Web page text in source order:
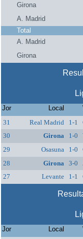
Girona
A. Madrid
Total
A. Madrid
Girona
Jor Local
31
Real Madrid 1-1
30
Girona 1-0
29
Osasuna 1-0
28
Girona 3-0
27
Levante 1-1
Jor Local